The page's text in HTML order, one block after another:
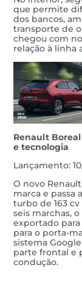
que permite
dos bancos,
transporte de
chegou com
relação à linha
Renault
e tecnologia
Lançamento:
O novo
marca e passa
turbo de 163
seis marchas,
exportado para
para o porta-
sistema
parte frontal e
condução.